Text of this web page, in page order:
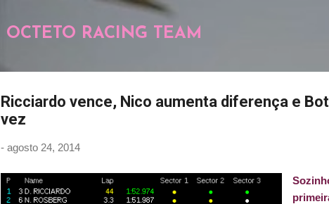
OCTETO RACING TEAM
Ricciardo vence, Nico aumenta diferença e
vez
- agosto 24, 2014